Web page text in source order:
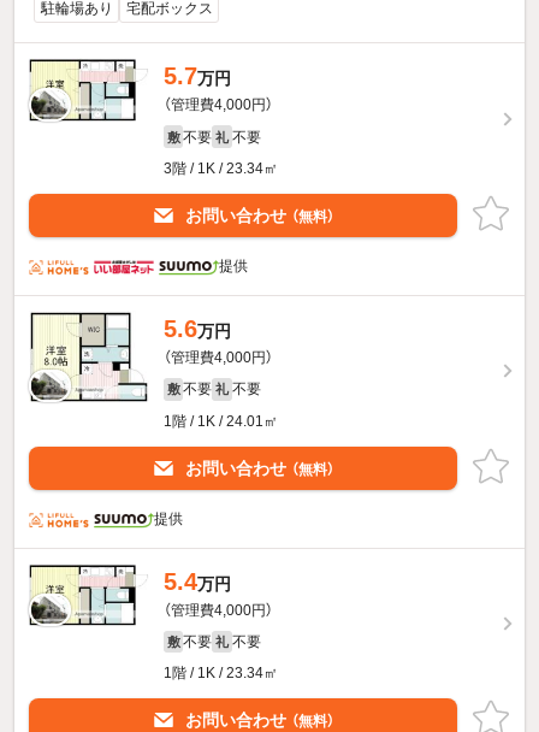
駐輪場あり 宅配ボックス
5.7万円
（管理費4,000円）
敷 不要 礼 不要
3階 / 1K / 23.34㎡
お問い合わせ （無料）
提供
5.6万円
（管理費4,000円）
敷 不要 礼 不要
1階 / 1K / 24.01㎡
お問い合わせ （無料）
提供
5.4万円
（管理費4,000円）
敷 不要 礼 不要
1階 / 1K / 23.34㎡
お問い合わせ （無料）